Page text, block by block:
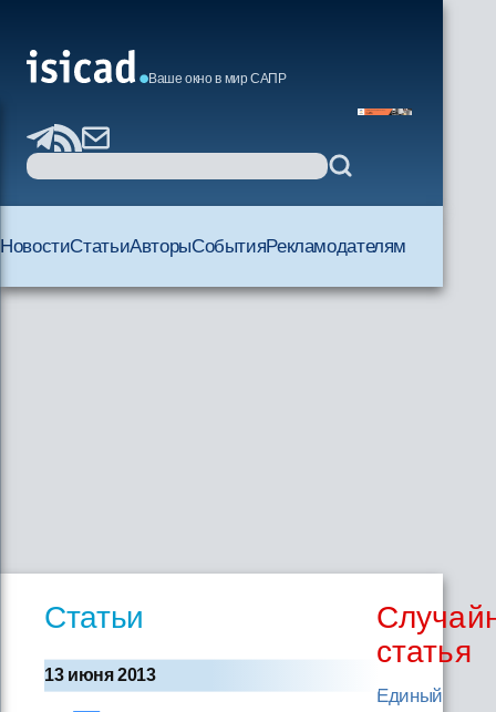
Ваше окно в мир САПР
НовостиСтатьиАвторыСобытияРекламодателям
Статьи
13 июня 2013
статья
Единый